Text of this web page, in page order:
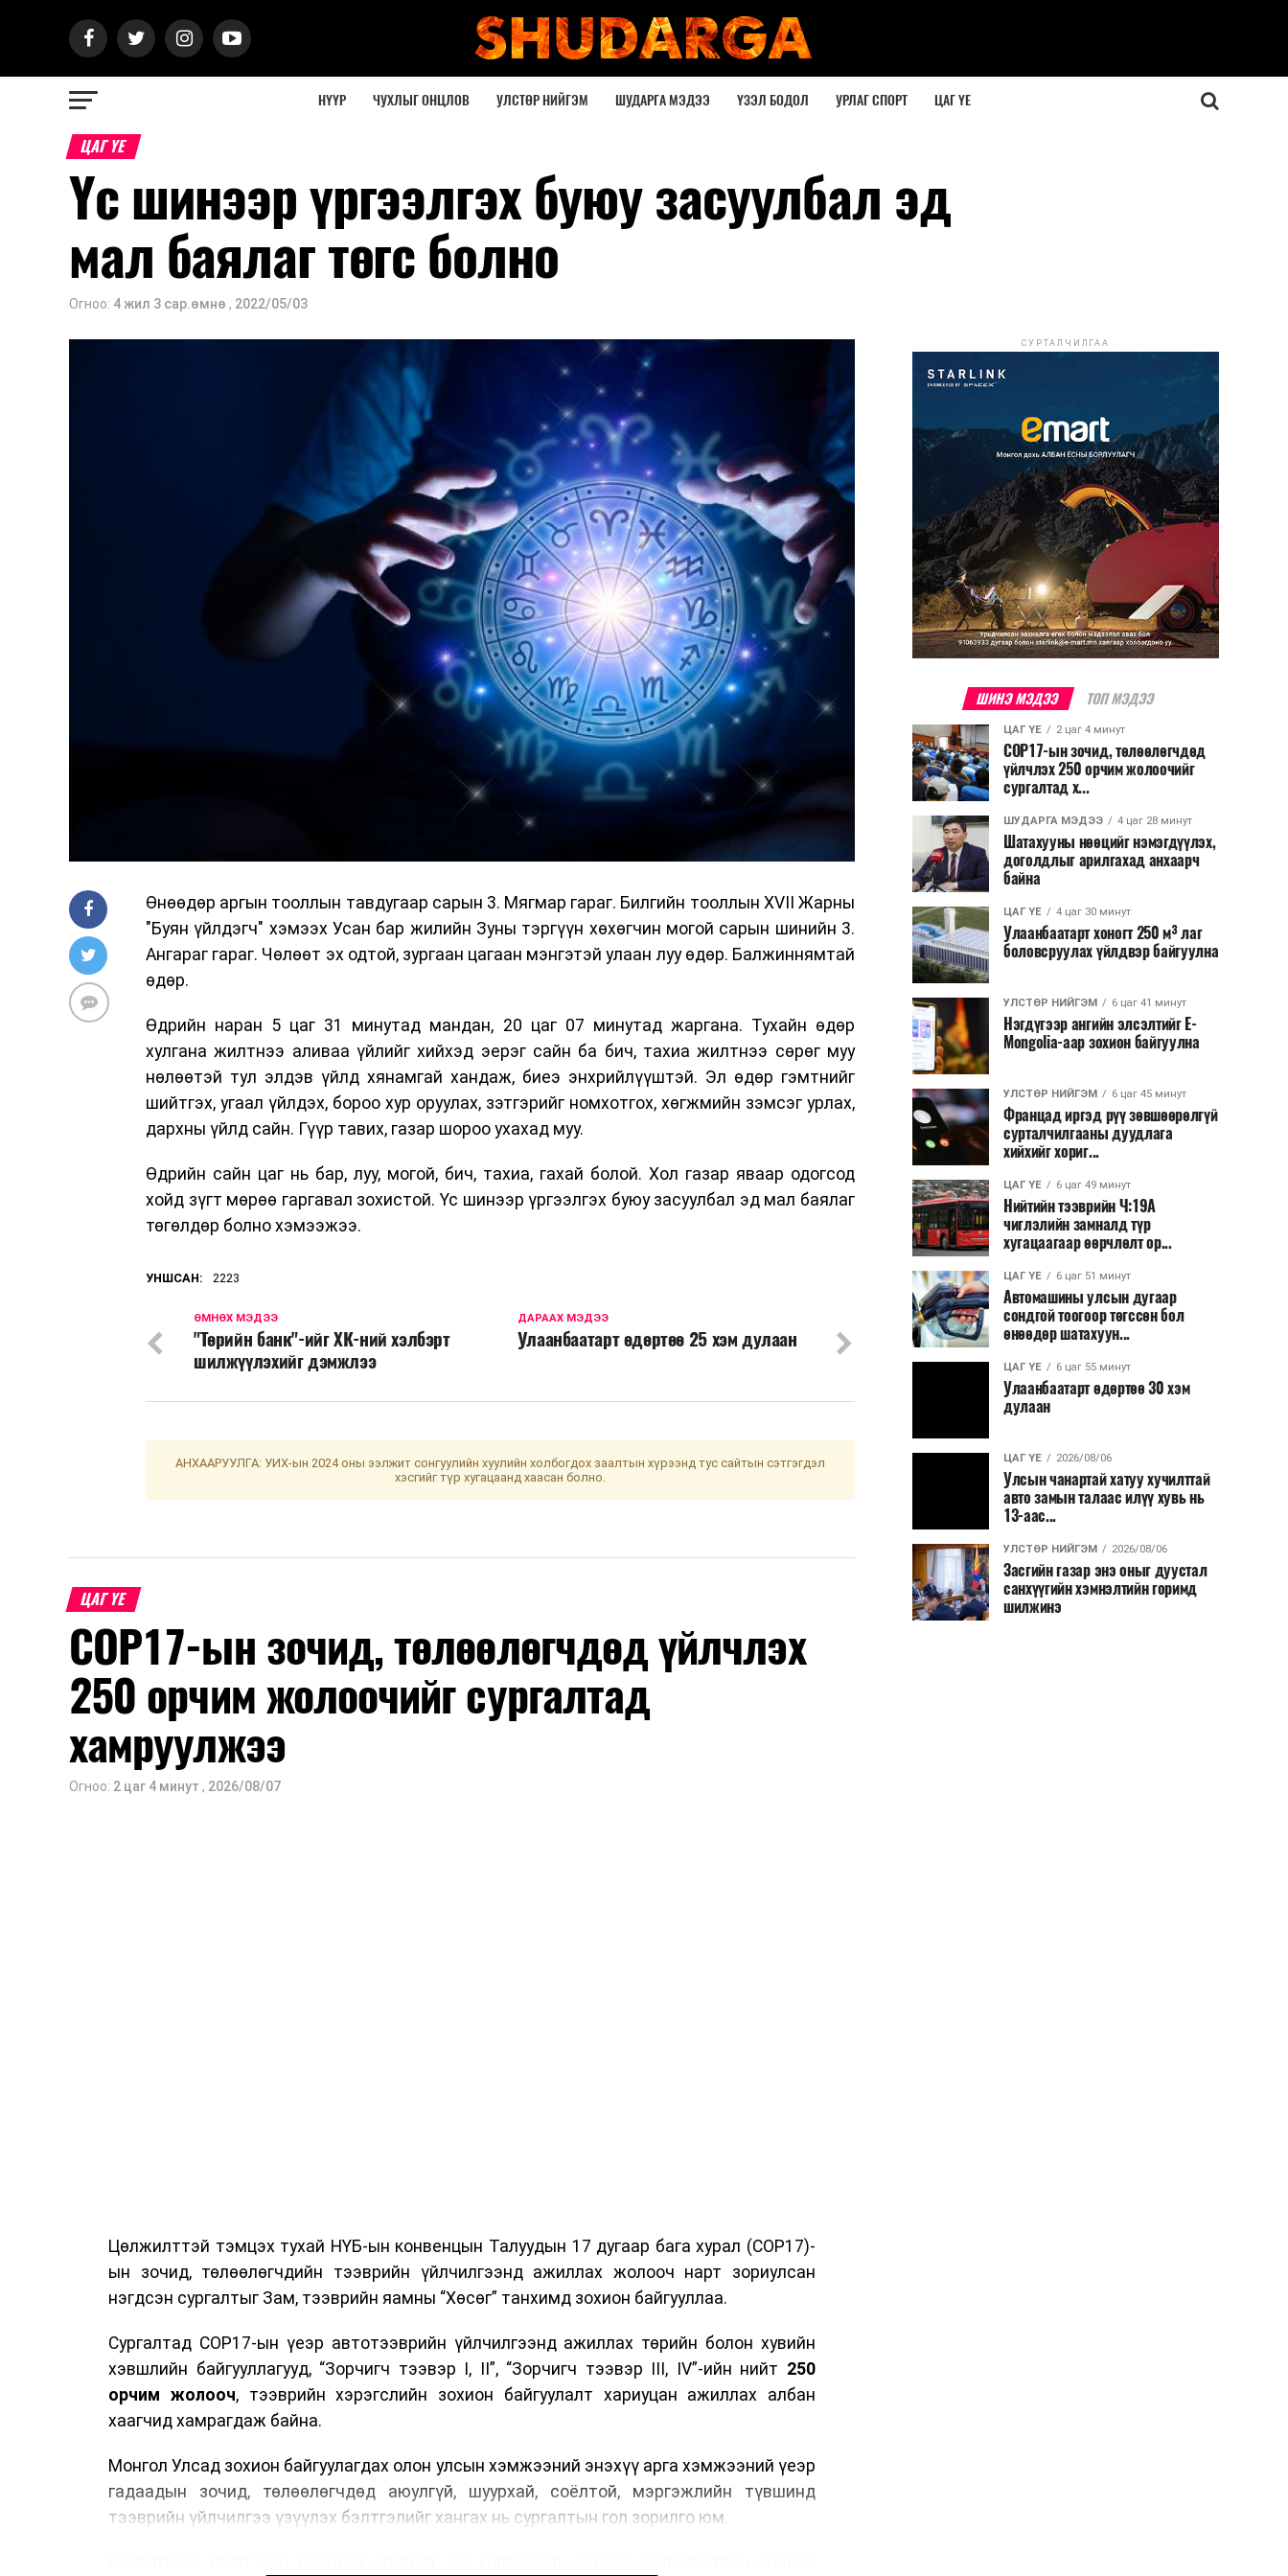
НҮҮР ЧУХЛЫГ ОНЦЛОВ УЛСТӨР НИЙГЭМ ШУДАРГА МЭДЭЭ ҮЗЭЛ БОДОЛ УРЛАГ СПОРТ ЦАГ ҮЕ
ЦАГ ҮЕ
Үс шинээр үргээлгэх буюу засуулбал эд
мал баялаг төгс болно
Огноо: 4 жил 3 сар.өмнө , 2022/05/03
Өнөөдөр аргын тооллын тавдугаар сарын 3. Мягмар гараг. Билгийн тооллын XVII Жарны
"Буян үйлдэгч" хэмээх Усан бар жилийн Зуны тэргүүн хөхөгчин могой сарын шинийн 3.
Ангараг гараг. Чөлөөт эх одтой, зургаан цагаан мэнгэтэй улаан луу өдөр. Балжиннямтай
өдөр.
Өдрийн наран 5 цаг 31 минутад мандан, 20 цаг 07 минутад жаргана. Тухайн өдөр
хулгана жилтнээ аливаа үйлийг хийхэд эерэг сайн ба бич, тахиа жилтнээ сөрөг муу
нөлөөтэй тул элдэв үйлд хянамгай хандаж, биеэ энхрийлүүштэй. Эл өдөр гэмтнийг
шийтгэх, угаал үйлдэх, бороо хур оруулах, зэтгэрийг номхотгох, хөгжмийн зэмсэг урлах,
дархны үйлд сайн. Гүүр тавих, газар шороо ухахад муу.
Өдрийн сайн цаг нь бар, луу, могой, бич, тахиа, гахай болой. Хол газар яваар одогсод
хойд зүгт мөрөө гаргавал зохистой. Үс шинээр үргээлгэх буюу засуулбал эд мал баялаг
төгөлдөр болно хэмээжээ.
УНШСАН: 2223
ДАРААХ МЭДЭЭ
Улаанбаатарт өдөртөө 25 хэм дулаан
ӨМНӨХ МЭДЭЭ
"Төрийн банк"-ийг ХК-ний хэлбэрт
шилжүүлэхийг дэмжлээ
АНХААРУУЛГА: УИХ-ын 2024 оны ээлжит сонгуулийн хуулийн холбогдох заалтын хүрээнд тус сайтын сэтгэгдэл
хэсгийг түр хугацаанд хаасан болно.
ЦАГ ҮЕ
COP17-ын зочид, төлөөлөгчдөд үйлчлэх
250 орчим жолоочийг сургалтад
хамруулжээ
Огноо: 2 цаг 4 минут , 2026/08/07
Цөлжилттэй тэмцэх тухай НҮБ-ын конвенцын Талуудын 17 дугаар бага хурал (COP17)-
ын зочид, төлөөлөгчдийн тээврийн үйлчилгээнд ажиллах жолооч нарт зориулсан
нэгдсэн сургалтыг Зам, тээврийн яамны “Хөсөг” танхимд зохион байгууллаа.
Сургалтад COP17-ын үеэр автотээврийн үйлчилгээнд ажиллах төрийн болон хувийн
хэвшлийн байгууллагууд, “Зорчигч тээвэр I, II”, “Зорчигч тээвэр III, IV”-ийн нийт 250
орчим жолооч, тээврийн хэрэгслийн зохион байгуулалт хариуцан ажиллах албан
хаагчид хамрагдаж байна.
Монгол Улсад зохион байгуулагдах олон улсын хэмжээний энэхүү арга хэмжээний үеэр
гадаадын зочид, төлөөлөгчдөд аюулгүй, шуурхай, соёлтой, мэргэжлийн түвшинд
тээврийн үйлчилгээ үзүүлэх бэлтгэлийг хангах нь сургалтын гол зорилго юм.
СУРТАЛЧИЛГАА
ШИНЭ МЭДЭЭ ТОП МЭДЭЭ
ЦАГ ҮЕ 2 цаг 4 минут
COP17-ын зочид, төлөөлөгчдөд
үйлчлэх 250 орчим жолоочийг
сургалтад х...
ШУДАРГА МЭДЭЭ 4 цаг 28 минут
Шатахууны нөөцийг нэмэгдүүлэх,
доголдлыг арилгахад анхаарч
байна
ЦАГ ҮЕ 4 цаг 30 минут
Улаанбаатарт хоногт 250 м³ лаг
боловсруулах үйлдвэр байгуулна
УЛСТӨР НИЙГЭМ 6 цаг 41 минут
Нэгдүгээр ангийн элсэлтийг E-
Mongolia-аар зохион байгуулна
УЛСТӨР НИЙГЭМ 6 цаг 45 минут
Францад иргэд рүү зөвшөөрөлгүй
сурталчилгааны дуудлага
хийхийг хориг...
ЦАГ ҮЕ 6 цаг 49 минут
Нийтийн тээврийн Ч:19А
чиглэлийн замналд түр
хугацаагаар өөрчлөлт ор...
ЦАГ ҮЕ 6 цаг 51 минут
Автомашины улсын дугаар
сондгой тоогоор төгссөн бол
өнөөдөр шатахуун...
ЦАГ ҮЕ 6 цаг 55 минут
Улаанбаатарт өдөртөө 30 хэм
дулаан
ЦАГ ҮЕ 2026/08/06
Улсын чанартай хатуу хучилттай
авто замын талаас илүү хувь нь
13-аас...
УЛСТӨР НИЙГЭМ 2026/08/06
Засгийн газар энэ оныг дуустал
санхүүгийн хэмнэлтийн горимд
шилжинэ